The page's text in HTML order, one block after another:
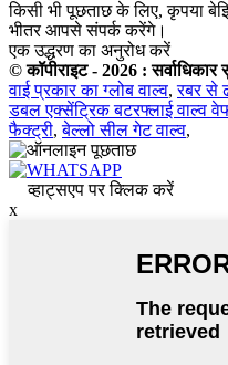
किसी भी पूछताछ के लिए, कृपया
भीतर आपसे संपर्क करेंगे।
एक उद्धरण का अनुरोध करें
© कॉपीराइट - 2026 : सर्वाधिकार
वाई प्रकार का ग्लोब वाल्व,रबर से
डबल एक्सेंट्रिक बटरफ्लाई वाल्व
फैक्ट्री,बेल्लो सील गेट वाल्व,
व्हाट्सएप पर क्लिक करें
x